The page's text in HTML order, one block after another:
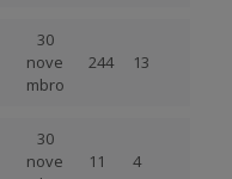
30
nove
mbro
244 13
30
nove
11 4